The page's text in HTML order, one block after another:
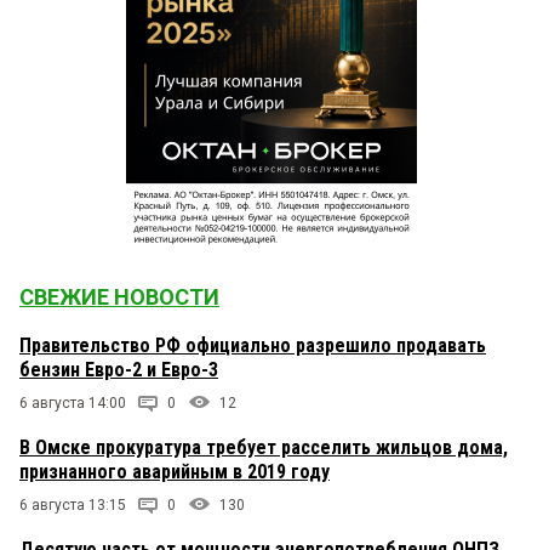
СВЕЖИЕ НОВОСТИ
Правительство РФ официально разрешило продавать
бензин Евро-2 и Евро-3
6 августа 14:00 0 12
В Омске прокуратура требует расселить жильцов дома,
признанного аварийным в 2019 году
6 августа 13:15 0 130